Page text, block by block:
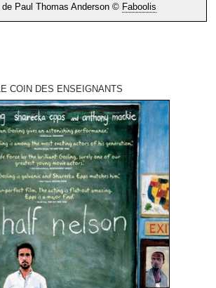
de Paul Thomas Anderson © Faboolis
COIN DES ENSEIGNANTS